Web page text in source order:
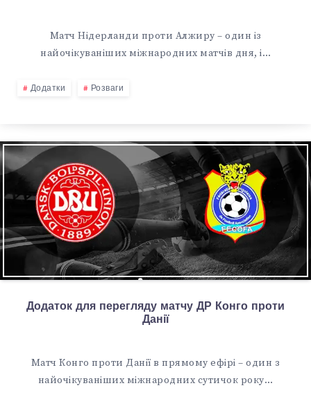
Матч Нідерланди проти Алжиру – один із
найочікуваніших міжнародних матчів дня, і…
Додатки Розваги
Додаток для перегляду матчу ДР Конго проти
Данії
Матч Конго проти Данії в прямому ефірі – один з
найочікуваніших міжнародних сутичок року…